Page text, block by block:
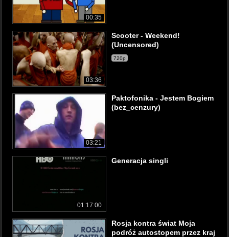
00:35
03:36
Scooter - Weekend!
(Uncensored)
720p
03:21
Paktofonika - Jestem Bogiem
(bez_cenzury)
01:17:00
Generacja singli
Rosja kontra świat Moja
podróż autostopem przez kraj